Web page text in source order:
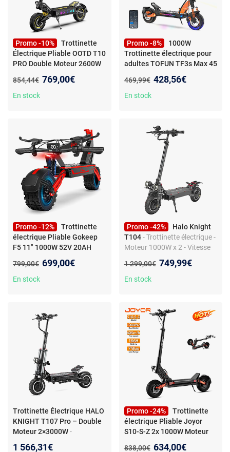
Promo -10%
Trottinette
Électrique Pliable OOTD T10
PRO Double Moteur 2600W
Ancien prix :
854,44€ Nouveau prix :
769,00€
En stock
Promo -8%
1000W
Trottinette électrique pour
adultes TOFUN TF3s Max 45
Ancien prix :
469,99€ Nouveau prix :
428,56€
En stock
Promo -12%
Trottinette
électrique Pliable Gokeep
F5 11" 1000W 52V 20AH
Ancien prix :
799,00€ Nouveau prix :
699,00€
En stock
Promo -42%
Halo Knight
T104 - Trottinette électrique -
Moteur 1000W x 2 - Vitesse
terrain 10" - Système de frein
à disque
Ancien prix :
1 299,00€ Nouveau prix :
749,99€
En stock
Trottinette Électrique HALO
KNIGHT T107 Pro – Double
Moteur 2×3000W-
1 566,31€
Promo -24%
Trottinette
électrique Pliable Joyor
S10-S-Z 2x 1000W Moteur
Ancien prix :
838,00€ Nouveau prix :
634,00€